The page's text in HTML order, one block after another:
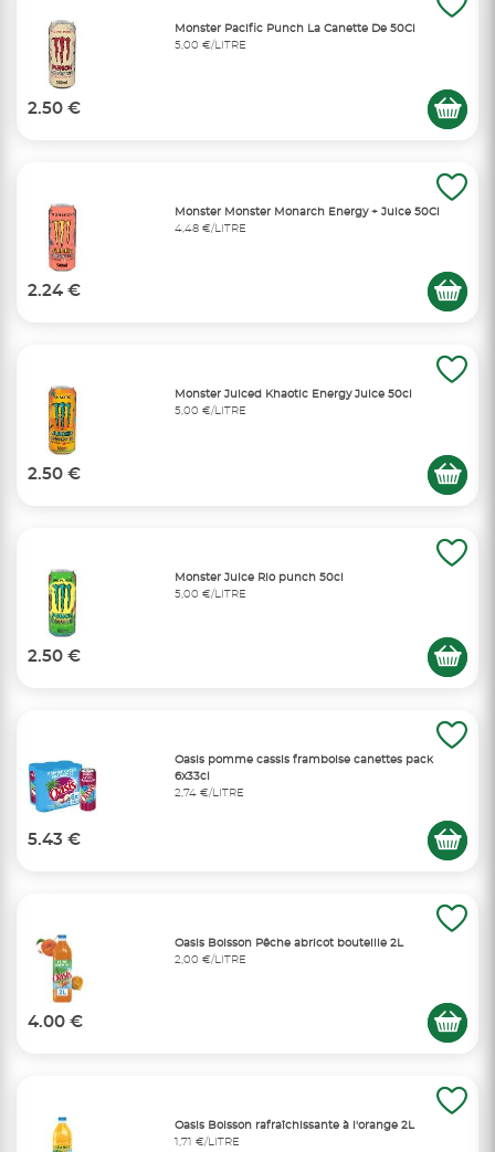
Monster Pacific Punch La Canette De 50Cl
5,00 €/LITRE
2.50 €
Monster Monster Monarch Energy + Juice 50Cl
4,48 €/LITRE
2.24 €
Monster Juiced Khaotic Energy Juice 50cl
5,00 €/LITRE
2.50 €
Monster Juice Rio punch 50cl
5,00 €/LITRE
2.50 €
Oasis pomme cassis framboise canettes pack
6x33cl
2,74 €/LITRE
5.43 €
Oasis Boisson Pêche abricot bouteille 2L
2,00 €/LITRE
4.00 €
Oasis Boisson rafraîchissante à l'orange 2L
1,71 €/LITRE